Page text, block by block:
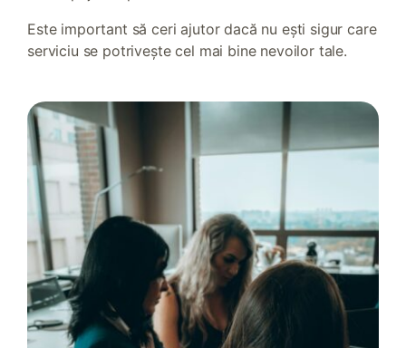
Este important să ceri ajutor dacă nu ești sigur care
serviciu se potrivește cel mai bine nevoilor tale.